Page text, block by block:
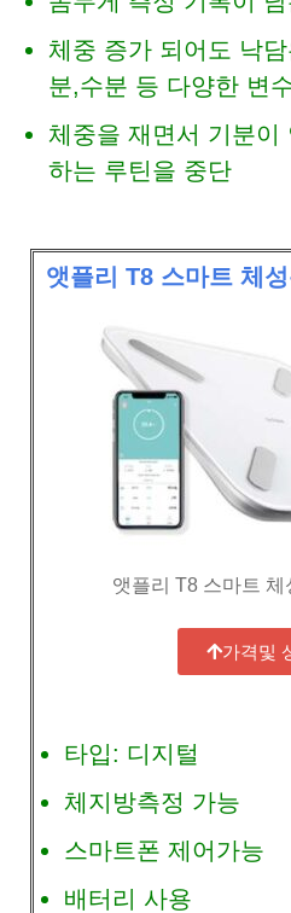
체중 증가 되어도 낙
분,수분 등 다양한 변
체중을 재면서 기분이
하는 루틴을 중단
앳플리 T8 스마트 체
앳플리 T8 스마트 체
가격및
타입: 디지털
체지방측정 가능
스마트폰 제어가능
배터리 사용